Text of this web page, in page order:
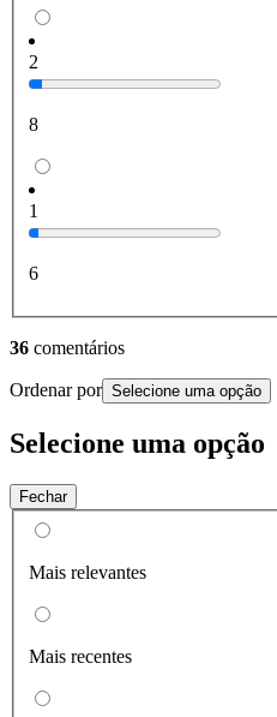
2
8
1
6
36 comentários
Ordenar por Selecione uma opção
Selecione uma opção
Fechar
Mais relevantes
Mais recentes